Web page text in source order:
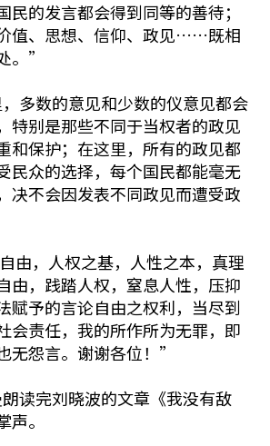
民的发言都会得到同等的善待；
值、思想、信仰、政见……既相
。”
多数的意见和少数的仪意见都会
特别是那些不同于当权者的政见
和保护；在这里，所有的政见都
民众的选择，每个国民都能毫无
决不会因发表不同政见而遭受政
由，人权之基，人性之本，真理
由，践踏人权，窒息人性，压抑
赋予的言论自由之权利，当尽到
会责任，我的所作所为无罪，即
无怨言。谢谢各位！”
读完刘晓波的文章《我没有敌
。